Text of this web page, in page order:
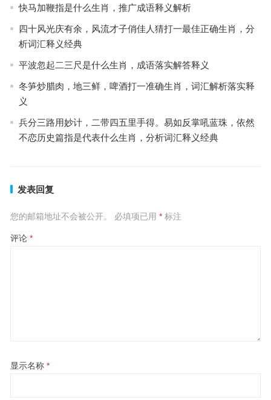
快马加鞭指是什么生肖，推广成语释义解析
四十风光庆有余，风流才子俏佳人猜打一最佳正确生肖，分
析词汇释义经典
平波忽起二三尺是什么生肖，成语落实解答释义
冬笋炒腊肉，地三鲜，啤酒打一准确生肖，词汇解析落实释
义
兵分三路用妙计，二带四五里手得。易如反掌吼蓝珠，依然
不恋历史篇指是代表什么生肖，分析词汇释义经典
发表回复
您的邮箱地址不会被公开。 必填项已用 *标注
评论 *
显示名称 *